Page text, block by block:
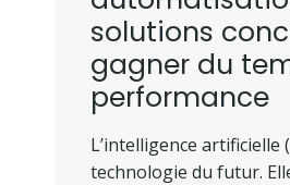
solutions
gagner du
performance
L’intelligence artificielle
technologie du futur.